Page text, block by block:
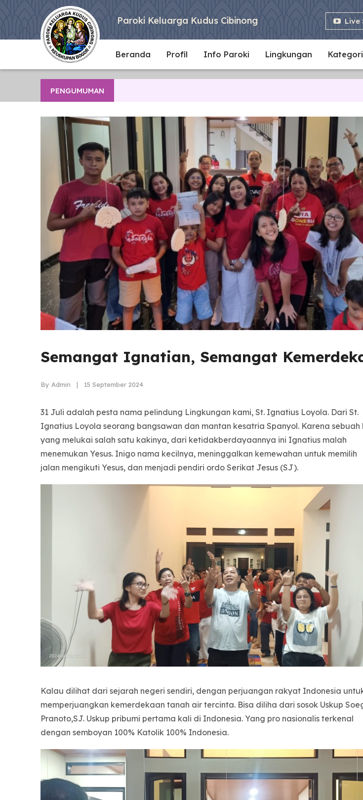
Paroki Keluarga Kudus Cibinong Live
Beranda Profil Info Paroki Lingkungan
PENGUMUMAN - Dengan
Semangat Ignatian, Semangat
By Admin | 15 September 2024
31 Juli adalah pesta nama pelindung Lingkungan kami, St. Ignatius Loyola. Dari St.
Ignatius Loyola seorang bangsawan dan mantan kesatria Spanyol. Karena sebuah
yang melukai salah satu kakinya, dari ketidakberdayaannya ini Ignatius malah
menemukan Yesus. Inigo nama kecilnya, meninggalkan kemewahan untuk memilih
jalan mengikuti Yesus, dan menjadi pendiri ordo Serikat Jesus (SJ).
Kalau dilihat dari sejarah negeri sendiri, dengan perjuangan rakyat Indonesia
memperjuangkan kemerdekaan tanah air tercinta. Bisa diliha dari sosok Uskup
Pranoto,SJ. Uskup pribumi pertama kali di Indonesia. Yang pro nasionalis terkenal
dengan semboyan 100% Katolik 100% Indonesia.
Cibinong Youth Day